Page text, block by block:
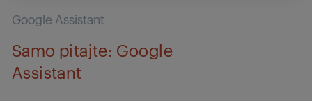
Google Assistant
Samo pitajte: Google
Assistant